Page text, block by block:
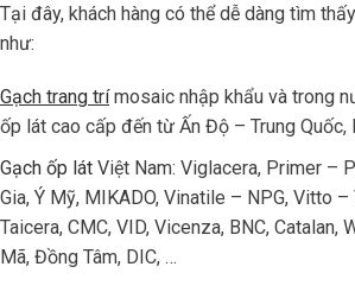
Tại đây, khách hàng có thể dễ dàng tìm
như:
Gạch trang trímosaic nhập khẩu và trong
ốp lát cao cấp đến từ Ấn Độ – Trung Quốc,
Gạch ốp lát Việt Nam: Viglacera, Primer –
Gia, Ý Mỹ, MIKADO, Vinatile – NPG, Vitto
Taicera, CMC, VID, Vicenza, BNC, Catalan,
Mã, Đồng Tâm, DIC, …